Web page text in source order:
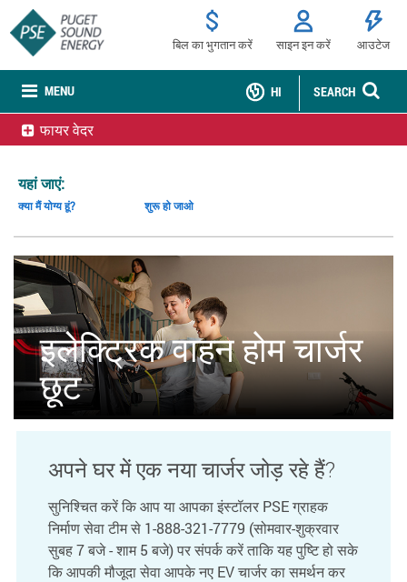
MENU
बिल का भुगतान करें साइन इन करें आउटेज
SEARCH
HI
फायर वेदर
यहां जाएं:
क्या मैं योग्य हूं? शुरू हो जाओ
इलेक्ट्रिक वाहन होम चार्जर
छूट
अपने घर में एक नया चार्जर जोड़ रहे हैं?
सुनिश्चित करें कि आप या आपका इंस्टॉलर PSE ग्राहक
निर्माण सेवा टीम से 1-888-321-7779 (सोमवार-शुक्रवार
सुबह 7 बजे - शाम 5 बजे) पर संपर्क करें ताकि यह पुष्टि हो सके
कि आपकी मौजूदा सेवा आपके नए EV चार्जर का समर्थन कर